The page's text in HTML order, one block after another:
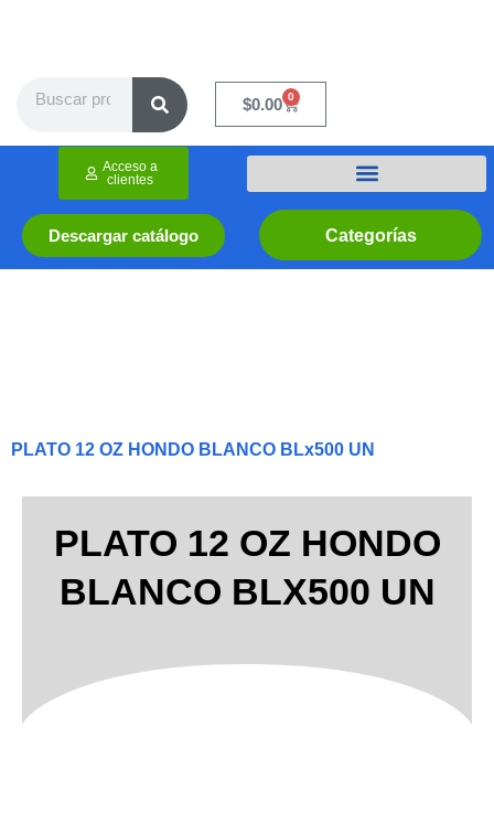
$0.00 0
Cart
Categorías
Descargar catálogo
Acceso a
clientes
PLATO 12 OZ HONDO BLANCO BLx500 UN
PLATO 12 OZ HONDO
BLANCO BLX500 UN